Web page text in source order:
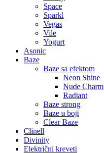
Space
Sparkl
Vegas
Vile
Yogurt
Asonic
Baze
Baze sa efektom
Neon Shine
Nude Charm
Radiant
Baze strong
Baze u boji
Clear Baze
Clinell
Divinity
Električni kreveti